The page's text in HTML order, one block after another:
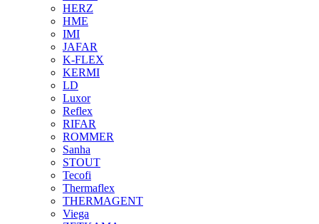
HERZ
HME
IMI
JAFAR
K-FLEX
KERMI
LD
Luxor
Reflex
RIFAR
ROMMER
Sanha
STOUT
Tecofi
Thermaflex
THERMAGENT
Viega